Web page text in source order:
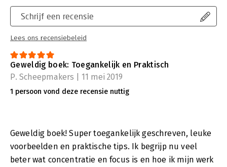
Schrijf een recensie
Lees ons recensiebeleid
Geweldig boek: Toegankelijk en Praktisch
P. Scheepmakers | 11 mei 2019
1 persoon vond deze recensie nuttig
Geweldig boek! Super toegankelijk geschreven, leuke
voorbeelden en praktische tips. Ik begrijp nu veel
beter wat concentratie en focus is en hoe ik mijn werk